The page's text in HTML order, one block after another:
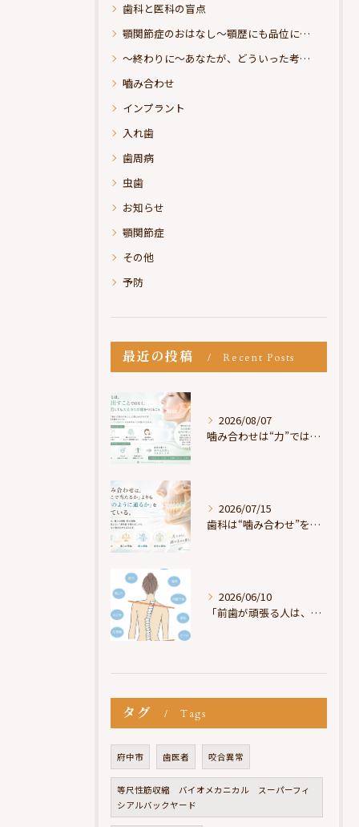
歯科と医科の盲点
顎関節症のおはなし～顎歴にも品位にこだわりたい
～終わりに～あなたが、どういった考えの治療をお求めになられるのか？
嚙み合わせ
インプラント
入れ歯
歯周病
虫歯
お知らせ
顎関節症
その他
予防
最近の投稿 Recent Posts
2026/08/07
噛み合わせは“力”ではなく“許可”である
2026/07/15
歯科は“噛み合わせ”を見ているが、身体は“通り道”を見ている
2026/06/10
「前歯が頑張る人は、だいたい疲れている」
タグ Tags
府中市 歯医者 咬合異常
等尺性筋収縮 バイオメカニカル スーパーフィ
シアルバックヤード